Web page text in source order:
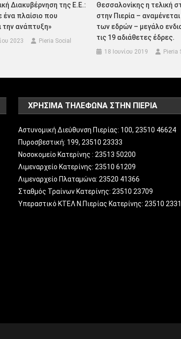
Διακυβέρνηση της Ε.Ε.:
ένα πλαίσιο που
την ανάπτυξη»
2023 Pieria Social
Θεσσαλονίκης η τελική
στην Πιερία –
των εδρών – μεγάλο
τις 19 αδιάθετες έδρες.
18 Ιουνίου 2019 Pieria
ΧΡΗΣΙΜΑ ΤΗΛΕΦΩΝΑ ΣΤΗΝ ΠΙΕΡΙΑ
Αστυνομική Διεύθυνση Πιερίας: 100, 23510 46624
Πυροσβεστική: 199, 23510 23333
Νοσοκομείο Κατερίνης : 23513 50200
Λιμεναρχείο Κατερίνης: 23510 61209
Λιμεναρχείο Πλαταμώνα: 23520 41366
Σταθμός Τραίνων Κατερίνης: 23510 23709
Υπεραστικό ΚΤΕΛ Ν.Πιερίας Κατερίνης: 23510